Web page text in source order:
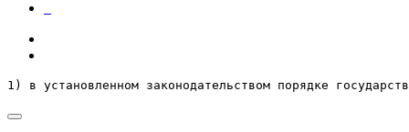
1) в установленном законодательством порядке